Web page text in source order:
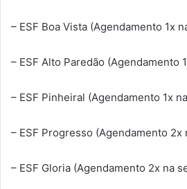
– ESF Boa Vista (Agendamento 1x
– ESF Alto Paredão (Agendamento
– ESF Pinheiral (Agendamento 1x
– ESF Progresso (Agendamento 2x
– ESF Gloria (Agendamento 2x na